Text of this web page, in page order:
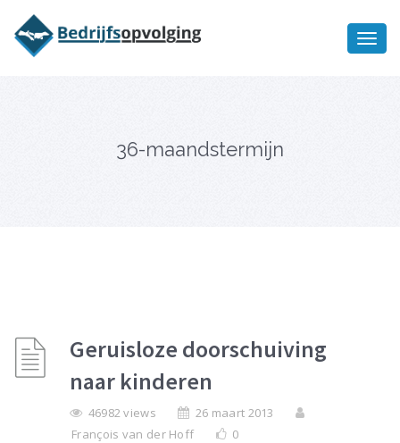
36-maandstermijn
Geruisloze doorschuiving
naar kinderen
46982 views
26 maart 2013
François van der Hoff
0
bedrijfsopvolging voor fiscaal
juridisch advies
Ik wil meer informatie